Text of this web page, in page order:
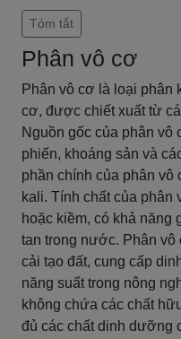
Tóm tắt
Phân vô cơ
Phân vô cơ là loại phân
cơ, được chiết xuất từ
Nguồn gốc của phân vô
phiến, khoáng sản và
phần chính của phân vô
kali. Tính chất của phân
hoặc kiềm, có khả năng
tan trong nước. Phân
cải tạo đất, cung cấp
năng suất trong nông
không chứa các chất
đủ các chất dinh dưỡng